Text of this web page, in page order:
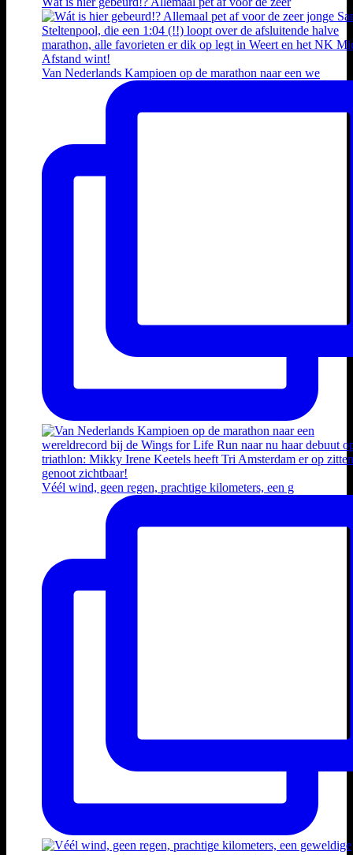
Van Nederlands Kampioen op de marathon naar een we
Véél wind, geen regen, prachtige kilometers, een g